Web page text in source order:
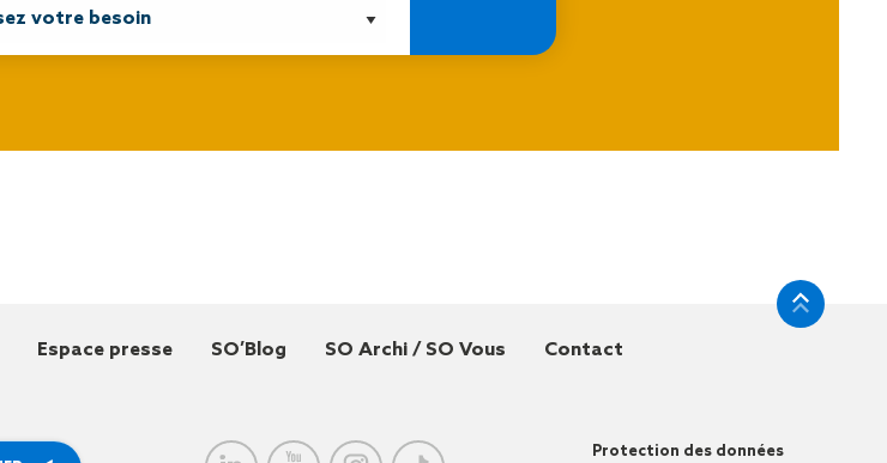
Espace presse SO’Blog SO Archi / SO Vous Contact
Protection des données